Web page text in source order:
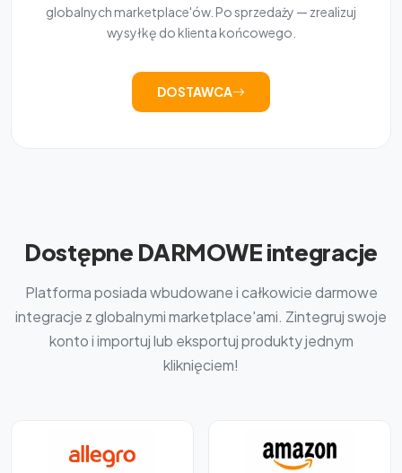
globalnych marketplace'ów. Po sprzedaży — zrealizuj
wysyłkę do klienta końcowego.
DOSTAWCA
Dostępne DARMOWE integracje
Platforma posiada wbudowane i całkowicie darmowe
integracje z globalnymi marketplace'ami. Zintegruj swoje
konto i importuj lub eksportuj produkty jednym
kliknięciem!